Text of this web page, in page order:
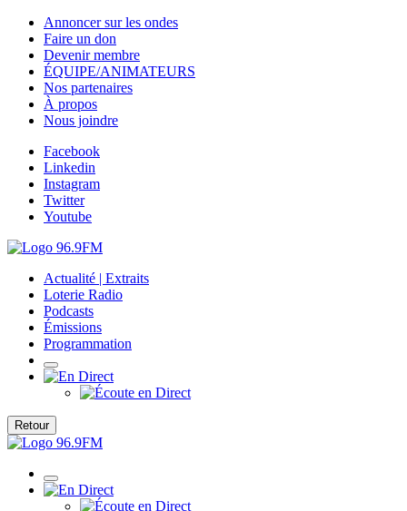
Annoncer sur les ondes
Faire un don
Devenir membre
ÉQUIPE/ANIMATEURS
Nos partenaires
À propos
Nous joindre
Facebook
Linkedin
Instagram
Twitter
Youtube
Actualité | Extraits
Loterie Radio
Podcasts
Émissions
Programmation
Retour